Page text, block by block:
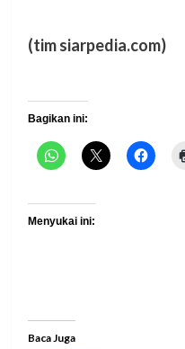
(tim siarpedia.com)
Bagikan ini:
Menyukai ini:
Baca Juga